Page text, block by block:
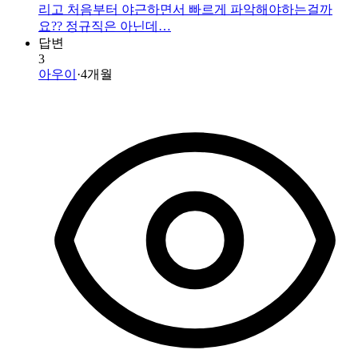
리고 처음부터 야근하면서 빠르게 파악해야하는걸까
요?? 정규직은 아닌데…
답변
3
아우이 ·4개월